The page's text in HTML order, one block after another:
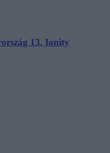
13. Ionity